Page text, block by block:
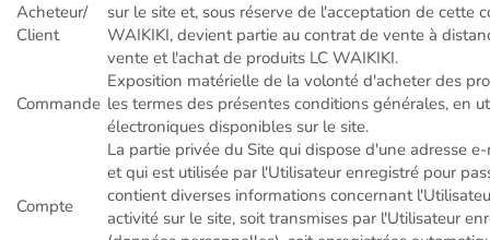
Acheteur/
Client
sur le site et, sous réserve de l'acceptation de cette
WAIKIKI, devient partie au contrat de vente à
vente et l'achat de produits LC WAIKIKI.
Commande
Exposition matérielle de la volonté d'acheter des
les termes des présentes conditions générales, en
électroniques disponibles sur le site.
Compte
La partie privée du Site qui dispose d'une adresse
et qui est utilisée par l'Utilisateur enregistré pour
contient diverses informations concernant
activité sur le site, soit transmises par l'Utilisateur